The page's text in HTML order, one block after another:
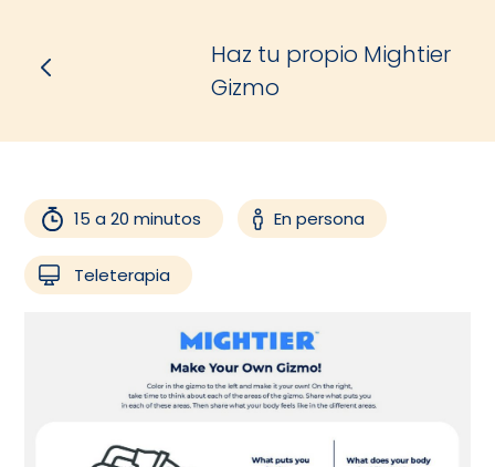
Haz tu propio Mightier
Gizmo
15 a 20 minutos En persona
Teleterapia